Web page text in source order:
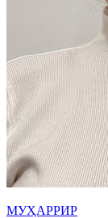
МУҲАРРИР